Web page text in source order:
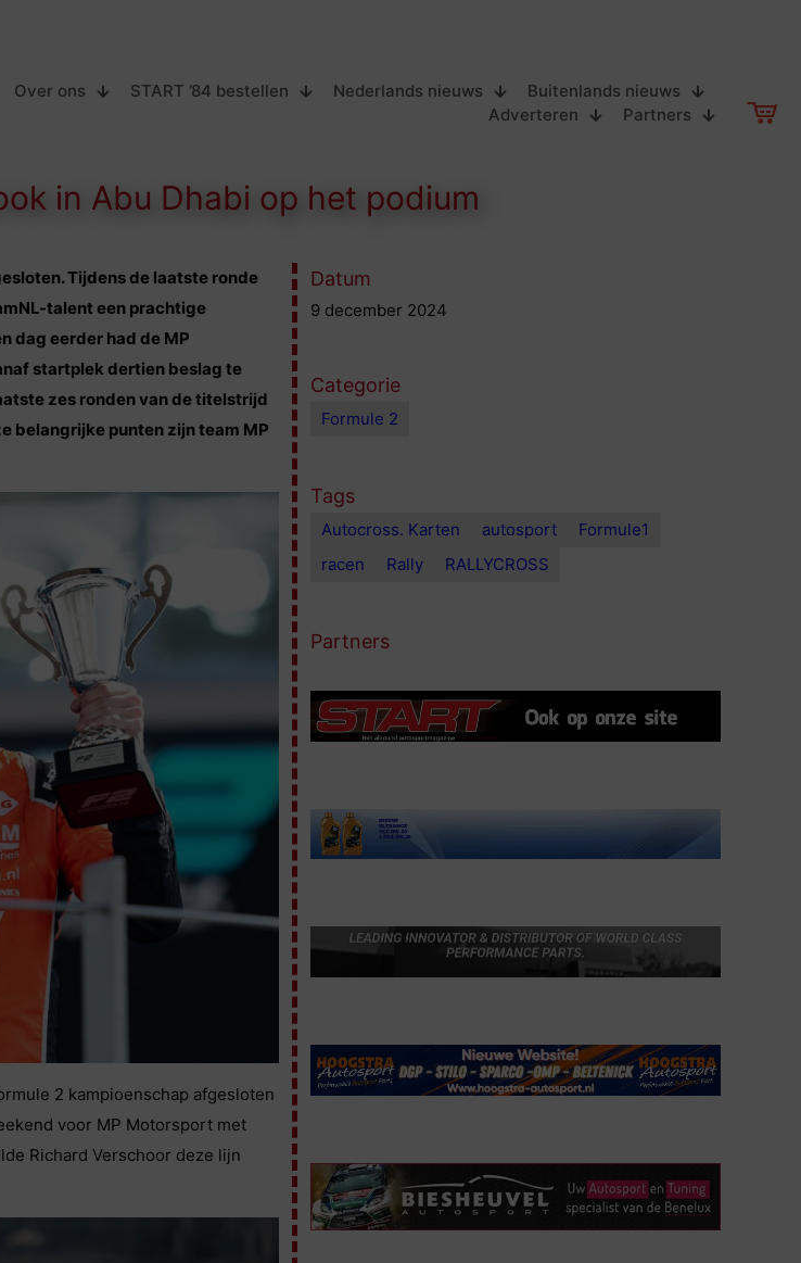
Over ons START ’84 bestellen Nederlands nieuws
Buitenlands nieuws
Adverteren
Partners
in Abu Dhabi op het podium
Tijdens de laatste ronde
talent een prachtige
dag eerder had de MP
startplek dertien beslag te
zes ronden van de titelstrijd
belangrijke punten zijn team MP
2 kampioenschap afgesloten
voor MP Motorsport met
Richard Verschoor deze lijn
Datum
9 december 2024
Categorie
Formule 2
Tags
Autocross. Karten autosport
Formule1
racen
Rally RALLYCROSS
Partners